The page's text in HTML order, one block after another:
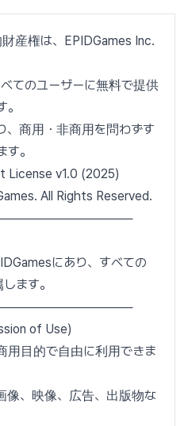
産権は、EPIDGames Inc.
てのユーザーに無料で提供
、商用・非商用を問わずす
。
License v1.0 (2025)
All Rights Reserved.
にあり、すべての
ます。
of Use)
用目的で自由に利用できま
像、映像、広告、出版物な